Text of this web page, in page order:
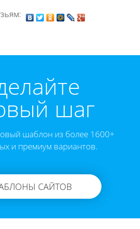
шаг
шаблон из более 1600+
и премиум вариантов.
САЙТОВ